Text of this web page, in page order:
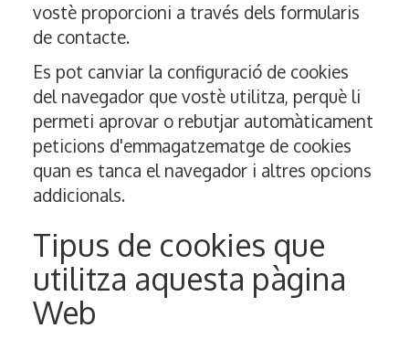
vostè proporcioni a través dels formularis
de contacte.
Es pot canviar la configuració de cookies
del navegador que vostè utilitza, perquè li
permeti aprovar o rebutjar automàticament
peticions d'emmagatzematge de cookies
quan es tanca el navegador i altres opcions
addicionals.
Tipus de cookies que
utilitza aquesta pàgina
Web